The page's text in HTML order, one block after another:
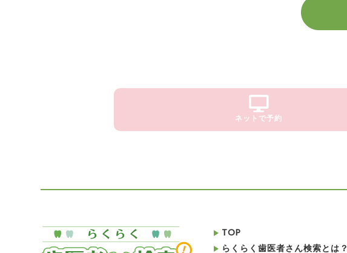
ネットで予約
TOP
らくらく歯医者さん検索とは？